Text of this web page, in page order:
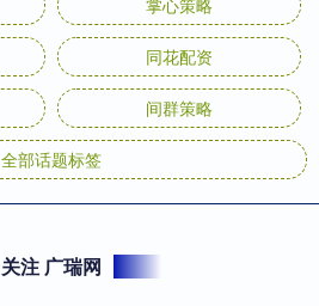
掌心策略
同花配资
间群策略
全部话题标签
关注 广瑞网